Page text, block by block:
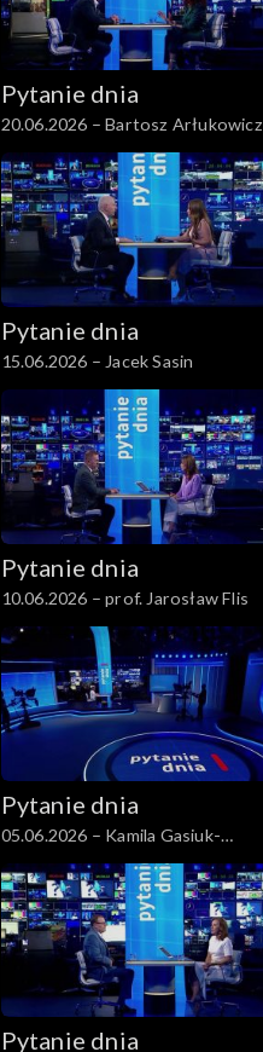
Pytanie dnia
20.06.2026 – Bartosz Arłukowicz
Pytanie dnia
15.06.2026 – Jacek Sasin
Pytanie dnia
10.06.2026 – prof. Jarosław Flis
Pytanie dnia
05.06.2026 – Kamila Gasiuk-
Pihowicz
Pytanie dnia